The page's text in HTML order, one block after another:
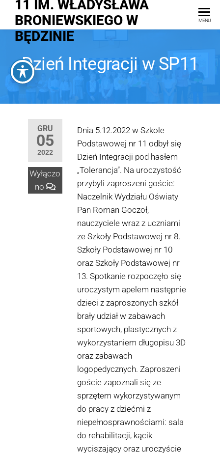
11 IM. WŁADYSŁAWA
BRONIEWSKIEGO W
BĘDZINIE
MENU
Dzień Integracji w SP11
GRU
05
2022
Wyłączo
no
Dnia 5.12.2022 w Szkole
Podstawowej nr 11 odbył się
Dzień Integracji pod hasłem
„Tolerancja”. Na uroczystość
przybyli zaproszeni goście:
Naczelnik Wydziału Oświaty
Pan Roman Goczoł,
nauczyciele wraz z uczniami
ze Szkoły Podstawowej nr 8,
Szkoły Podstawowej nr 10
oraz Szkoły Podstawowej nr
13. Spotkanie rozpoczęło się
uroczystym apelem następnie
dzieci z zaproszonych szkół
brały udział w zabawach
sportowych, plastycznych z
wykorzystaniem długopisu 3D
oraz zabawach
logopedycznych. Zaproszeni
goście zapoznali się ze
sprzętem wykorzystywanym
do pracy z dziećmi z
niepełnosprawnościami: sala
do rehabilitacji, kącik
wyciszający oraz uroczyście